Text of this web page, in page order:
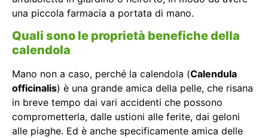
una piccola farmacia a portata di mano.
Quali sono le proprietà benefiche della
calendola
Mano non a caso, perché la calendola (Calendula
officinalis) è una grande amica della pelle, che risana
in breve tempo dai vari accidenti che possono
comprometterla, dalle ustioni alle ferite, dai geloni
alle piaghe. Ed è anche specificamente amica delle